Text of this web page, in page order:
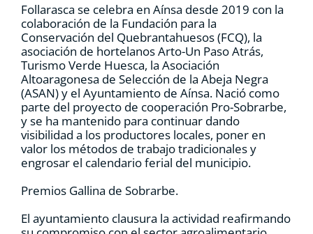
Follarasca se celebra en Aínsa desde 2019 con la
colaboración de la Fundación para la
Conservación del Quebrantahuesos (FCQ), la
asociación de hortelanos Arto-Un Paso Atrás,
Turismo Verde Huesca, la Asociación
Altoaragonesa de Selección de la Abeja Negra
(ASAN) y el Ayuntamiento de Aínsa. Nació como
parte del proyecto de cooperación Pro-Sobrarbe,
y se ha mantenido para continuar dando
visibilidad a los productores locales, poner en
valor los métodos de trabajo tradicionales y
engrosar el calendario ferial del municipio.
Premios Gallina de Sobrarbe.
El ayuntamiento clausura la actividad reafirmando